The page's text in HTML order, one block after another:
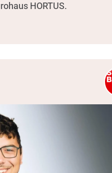
HORTUS.